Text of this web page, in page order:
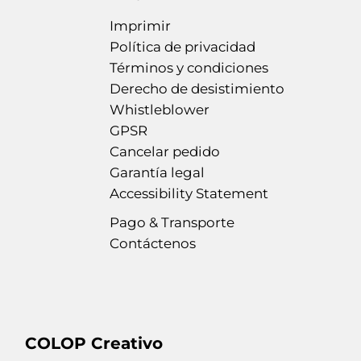
Imprimir
Política de privacidad
Términos y condiciones
Derecho de desistimiento
Whistleblower
GPSR
Cancelar pedido
Garantía legal
Accessibility Statement
Pago & Transporte
Contáctenos
COLOP Creativo